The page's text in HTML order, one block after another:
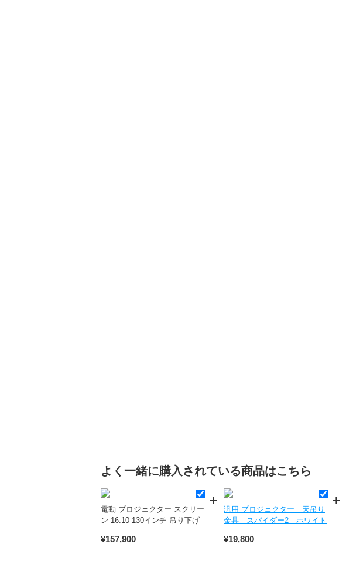
よく一緒に購入されている商品はこちら
電動 プロジェクター スクリー
ン 16:10 130インチ 吊り下げ
¥157,900
汎用 プロジェクター 天吊り
金具 スパイダー2 ホワイト
¥19,800